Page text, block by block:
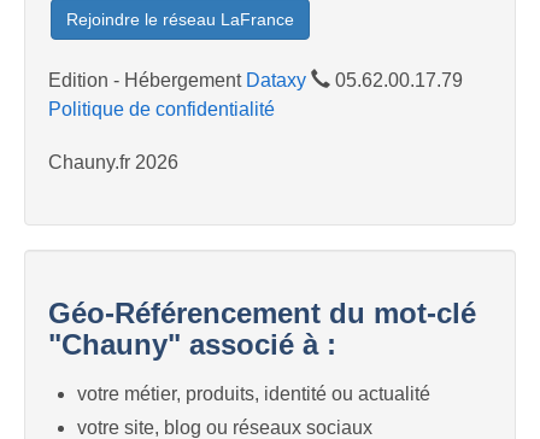
Rejoindre le réseau LaFrance
Edition - Hébergement Dataxy
05.62.00.17.79
Politique de confidentialité
Chauny.fr 2026
Géo-Référencement du mot-clé
"Chauny" associé à :
votre métier, produits, identité ou actualité
votre site, blog ou réseaux sociaux